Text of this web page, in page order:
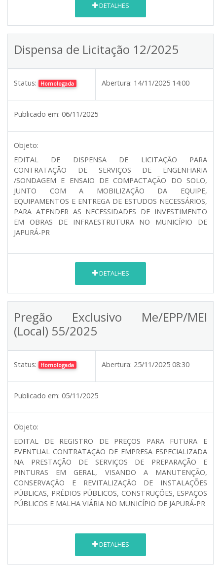
DETALHES
Dispensa de Licitação 12/2025
Status: Homologada Abertura: 14/11/2025 14:00
Publicado em: 06/11/2025
Objeto:
EDITAL DE DISPENSA DE LICITAÇÃO PARA
CONTRATAÇÃO DE SERVIÇOS DE ENGENHARIA
/SONDAGEM E ENSAIO DE COMPACTAÇÃO DO SOLO,
JUNTO COM A MOBILIZAÇÃO DA EQUIPE,
EQUIPAMENTOS E ENTREGA DE ESTUDOS NECESSÁRIOS,
PARA ATENDER AS NECESSIDADES DE INVESTIMENTO
EM OBRAS DE INFRAESTRUTURA NO MUNICÍPIO DE
JAPURÁ-PR
DETALHES
Pregão Exclusivo Me/EPP/MEI
(Local) 55/2025
Status: Homologada Abertura: 25/11/2025 08:30
Publicado em: 05/11/2025
Objeto:
EDITAL DE REGISTRO DE PREÇOS PARA FUTURA E
EVENTUAL CONTRATAÇÃO DE EMPRESA ESPECIALIZADA
NA PRESTAÇÃO DE SERVIÇOS DE PREPARAÇÃO E
PINTURAS EM GERAL, VISANDO A MANUTENÇÃO,
CONSERVAÇÃO E REVITALIZAÇÃO DE INSTALAÇÕES
PÚBLICAS, PRÉDIOS PÚBLICOS, CONSTRUÇÕES, ESPAÇOS
PÚBLICOS E MALHA VIÁRIA NO MUNICÍPIO DE JAPURÁ-PR
DETALHES